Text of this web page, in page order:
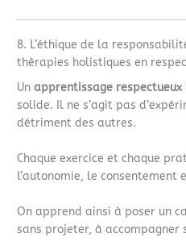
8. L’éthique de la
thérapies holistiques en
Unapprentissage respectueux
solide. Il ne s’agit pas
détriment des autres.
Chaque exercice et chaque
l’autonomie, le consentement
On apprend ainsi à poser un
sans projeter, à accompagner